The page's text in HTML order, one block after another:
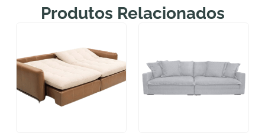
Produtos Relacionados